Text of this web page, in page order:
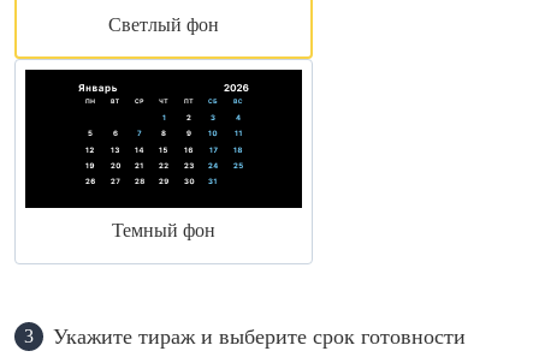
Светлый фон
Темный фон
3 Укажите тираж и выберите срок готовности